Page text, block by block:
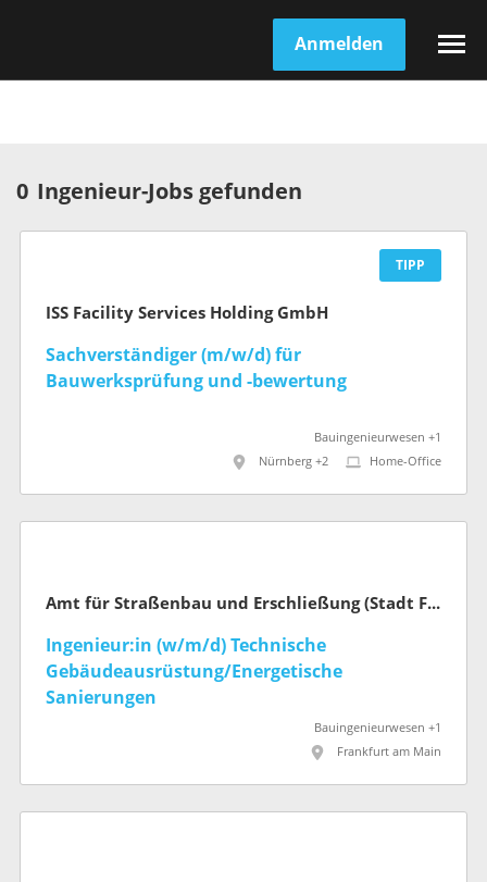
Anmelden
0 Ingenieur-Jobs gefunden
TIPP
ISS Facility Services Holding GmbH
Sachverständiger (m/w/d) für
Bauwerksprüfung und -bewertung
Bauingenieurwesen +1
Nürnberg +2
Home-Office
Amt für Straßenbau und Erschließung (Stadt Frankfurt am Main)
Ingenieur:in (w/m/d) Technische
Gebäudeausrüstung/Energetische
Sanierungen
Bauingenieurwesen +1
Frankfurt am Main